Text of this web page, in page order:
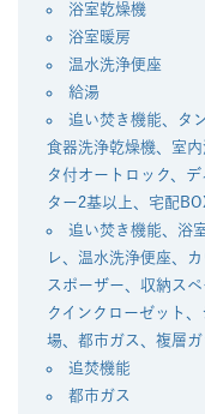
浴室乾燥機
浴室暖房
温水洗浄便座
給湯
追い焚き機能、タ
食器洗浄乾燥機、室
タ付オートロック、
ター2基以上、宅配
追い焚き機能、浴
レ、温水洗浄便座、
スポーザー、収納ス
クインクローゼット
場、都市ガス、複層
追焚機能
都市ガス